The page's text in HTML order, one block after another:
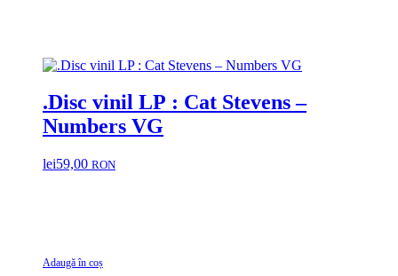
.Disc vinil LP : Cat Stevens –
Numbers VG
lei59,00 RON
Adaugă în coș